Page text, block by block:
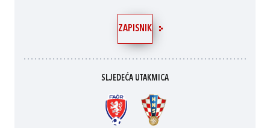
ZAPISNIK
SLJEDEĆA UTAKMICA